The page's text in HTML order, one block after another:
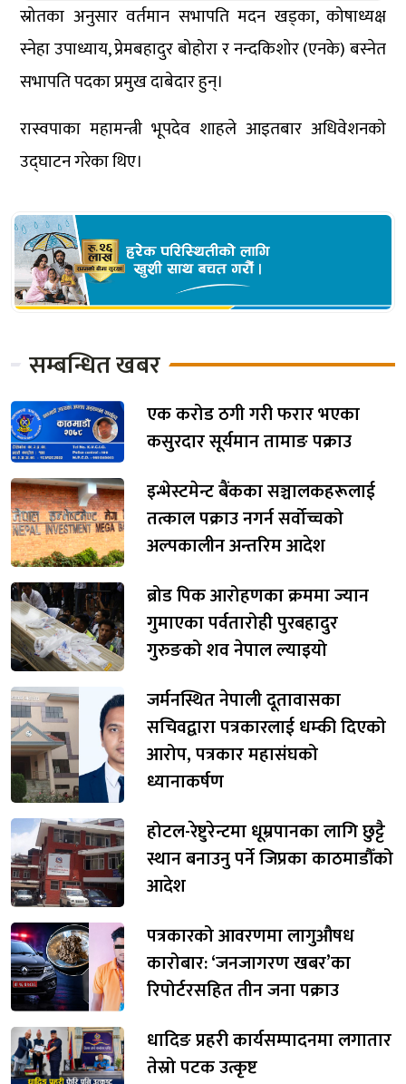
स्रोतका अनुसार वर्तमान सभापति मदन खड्का, कोषाध्यक्ष
स्नेहा उपाध्याय, प्रेमबहादुर बोहोरा र नन्दकिशोर (एनके) बस्नेत
सभापति पदका प्रमुख दाबेदार हुन्।
रास्वपाका महामन्त्री भूपदेव शाहले आइतबार अधिवेशनको
उद्घाटन गरेका थिए।
सम्बन्धित खबर
एक करोड ठगी गरी फरार भएका
कसुरदार सूर्यमान तामाङ पक्राउ
इन्भेस्टमेन्ट बैंकका सञ्चालकहरूलाई
तत्काल पक्राउ नगर्न सर्वोच्चको
अल्पकालीन अन्तरिम आदेश
ब्रोड पिक आरोहणका क्रममा ज्यान
गुमाएका पर्वतारोही पुरबहादुर
गुरुङको शव नेपाल ल्याइयो
जर्मनस्थित नेपाली दूतावासका
सचिवद्वारा पत्रकारलाई धम्की दिएको
आरोप, पत्रकार महासंघको
ध्यानाकर्षण
होटल-रेष्टुरेन्टमा धूम्रपानका लागि छुट्टै
स्थान बनाउनु पर्ने जिप्रका काठमाडौँको
आदेश
पत्रकारको आवरणमा लागुऔषध
कारोबार: ‘जनजागरण खबर’का
रिपोर्टरसहित तीन जना पक्राउ
धादिङ प्रहरी कार्यसम्पादनमा लगातार
तेस्रो पटक उत्कृष्ट